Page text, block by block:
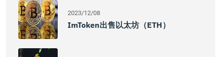
2023/12/08
ImToken出售以太坊（ETH）